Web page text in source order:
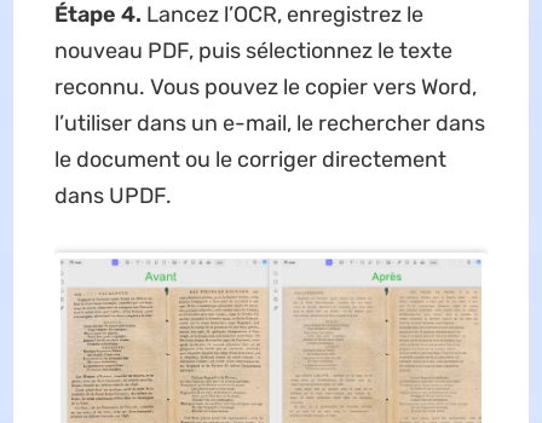
Étape 4. Lancez l’OCR, enregistrez le
nouveau PDF, puis sélectionnez le texte
reconnu. Vous pouvez le copier vers Word,
l’utiliser dans un e-mail, le rechercher dans
le document ou le corriger directement
dans UPDF.